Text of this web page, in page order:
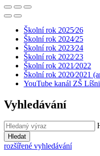
Školní rok 2025⁄26
Školní rok 2024⁄25
Školní rok 2023⁄24
Školní rok 2022⁄23
Školní rok 2021⁄2022
Školní rok 2020⁄2021
YouTube kanál ZŠ
Vyhledávání
Hledat
rozšířené vyhledávání